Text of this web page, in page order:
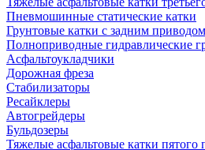
Пневмошинные статические катки
Грунтовые катки с задним приводом
Полноприводные гидравлические
Асфальтоукладчики
Дорожная фреза
Стабилизаторы
Ресайклеры
Автогрейдеры
Бульдозеры
Тяжелые асфальтовые катки пятого